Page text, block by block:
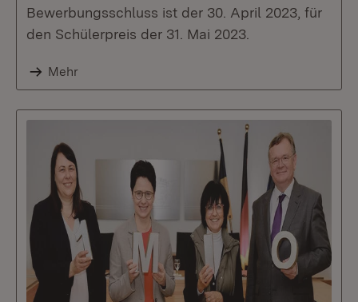
Bewerbungsschluss ist der 30. April 2023, für
den Schülerpreis der 31. Mai 2023.
Mehr